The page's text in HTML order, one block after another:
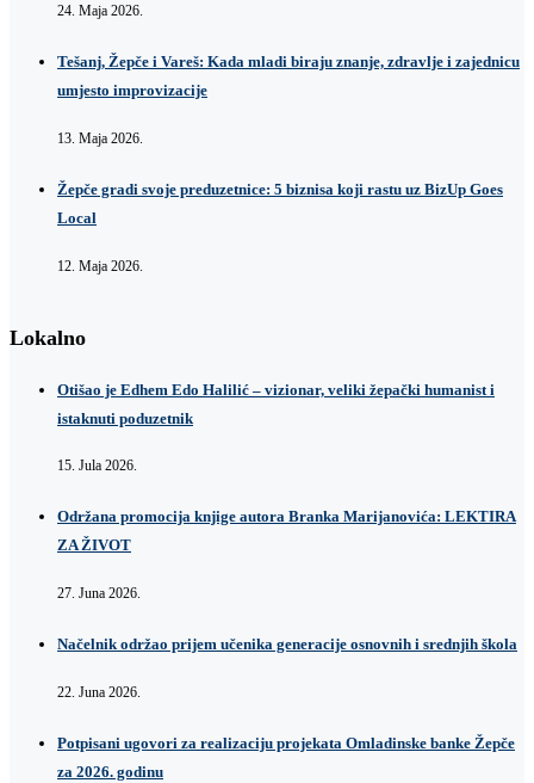
24. Maja 2026.
Tešanj, Žepče i Vareš: Kada mladi biraju znanje, zdravlje i zajednicu
umjesto improvizacije
13. Maja 2026.
Žepče gradi svoje preduzetnice: 5 biznisa koji rastu uz BizUp Goes
Local
12. Maja 2026.
Lokalno
Otišao je Edhem Edo Halilić – vizionar, veliki žepački humanist i
istaknuti poduzetnik
15. Jula 2026.
Održana promocija knjige autora Branka Marijanovića: LEKTIRA
ZA ŽIVOT
27. Juna 2026.
Načelnik održao prijem učenika generacije osnovnih i srednjih škola
22. Juna 2026.
Potpisani ugovori za realizaciju projekata Omladinske banke Žepče
za 2026. godinu